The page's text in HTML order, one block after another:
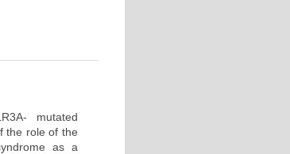
mutated
the role of the
as a